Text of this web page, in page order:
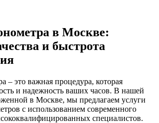
в Москве:
и быстрота
– это важная процедура, которая
и надежность ваших часов. В нашей
в Москве, мы предлагаем услуги
с использованием современного
специалистов.